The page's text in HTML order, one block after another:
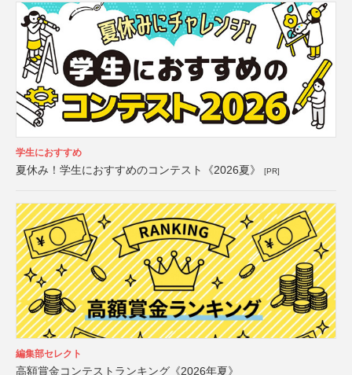
学生におすすめ
夏休み！学生におすすめのコンテスト《2026夏》 [PR]
編集部セレクト
高額賞金コンテストランキング《2026年夏》